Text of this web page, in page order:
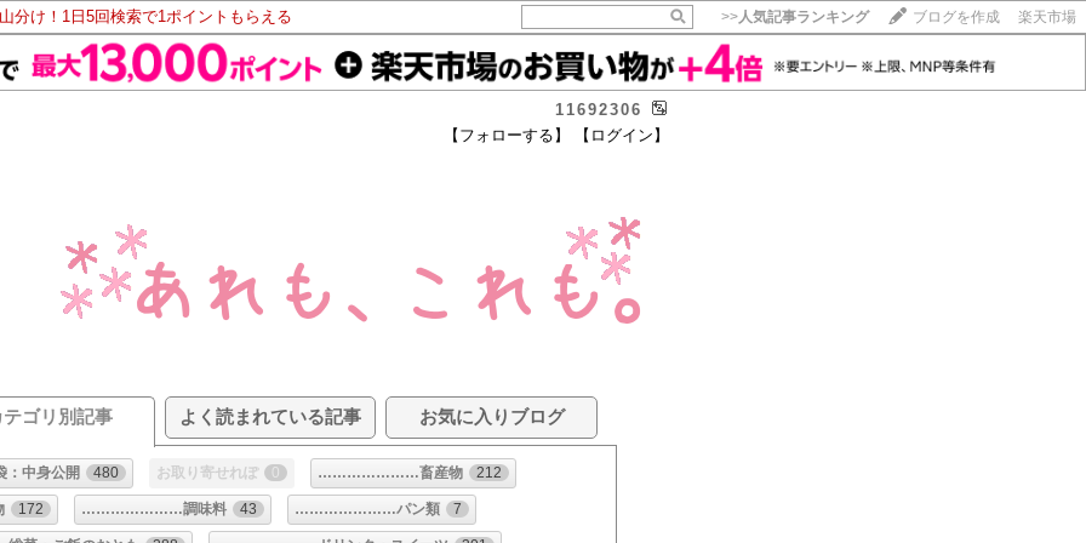
分け！1日5回検索で1ポイントもらえる >>人気記事ランキング ブログを作成 楽天市場
11692306
【フォローする】 【ログイン】
テゴリ別記事 よく読まれている記事 お気に入りブログ
：中身公開 480 お取り寄せれぽ 0 …………………畜産物 212
172 …………………調味料 43 …………………パン類 7